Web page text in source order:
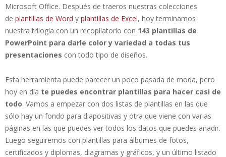
Microsoft Office. Después de traeros nuestras colecciones
de plantillas de Word y plantillas de Excel, hoy terminamos
nuestra trilogía con un recopilatorio con 143 plantillas de
PowerPoint para darle color y variedad a todas tus
presentaciones con todo tipo de diseños.
Esta herramienta puede parecer un poco pasada de moda, pero
hoy en día te puedes encontrar plantillas para hacer casi de
todo. Vamos a empezar con dos listas de plantillas en las que
sólo hay un fondo para diapositivas y otra que viene con varias
páginas en las que puedes ver todos los datos que puedes añadir.
Luego seguiremos con plantillas para álbumes de fotos,
certificados y diplomas, diagramas y gráficos, y un último listado